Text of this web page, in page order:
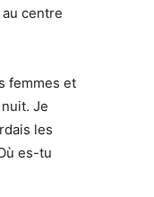
centre
femmes et
Je
les
es-tu